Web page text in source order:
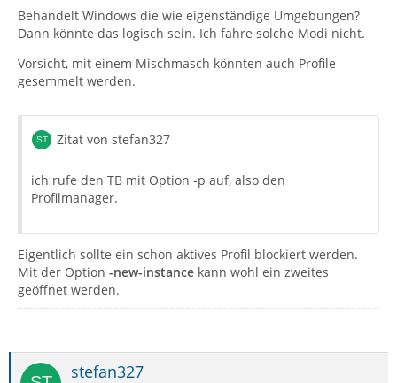
Behandelt Windows die wie eigenständige Umgebungen?
Dann könnte das logisch sein. Ich fahre solche Modi nicht.
Vorsicht, mit einem Mischmasch könnten auch Profile
gesemmelt werden.
Zitat von stefan327
ich rufe den TB mit Option -p auf, also den
Profilmanager.
Eigentlich sollte ein schon aktives Profil blockiert werden.
Mit der Option -new-instance kann wohl ein zweites
geöffnet werden.
stefan327